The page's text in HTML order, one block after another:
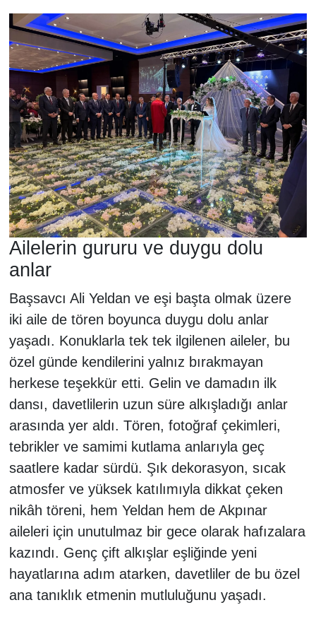
Ailelerin gururu ve duygu dolu
anlar
Başsavcı Ali Yeldan ve eşi başta olmak üzere
iki aile de tören boyunca duygu dolu anlar
yaşadı. Konuklarla tek tek ilgilenen aileler, bu
özel günde kendilerini yalnız bırakmayan
herkese teşekkür etti. Gelin ve damadın ilk
dansı, davetlilerin uzun süre alkışladığı anlar
arasında yer aldı. Tören, fotoğraf çekimleri,
tebrikler ve samimi kutlama anlarıyla geç
saatlere kadar sürdü. Şık dekorasyon, sıcak
atmosfer ve yüksek katılımıyla dikkat çeken
nikâh töreni, hem Yeldan hem de Akpınar
aileleri için unutulmaz bir gece olarak hafızalara
kazındı. Genç çift alkışlar eşliğinde yeni
hayatlarına adım atarken, davetliler de bu özel
ana tanıklık etmenin mutluluğunu yaşadı.